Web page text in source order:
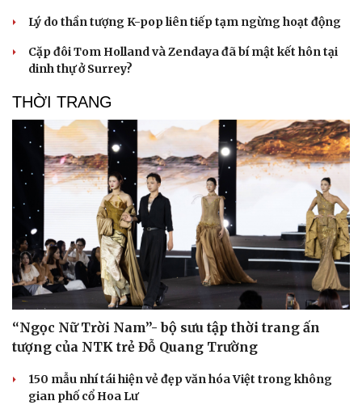
Lý do thần tượng K-pop liên tiếp tạm ngừng hoạt động
Cặp đôi Tom Holland và Zendaya đã bí mật kết hôn tại
dinh thự ở Surrey?
THỜI TRANG
“Ngọc Nữ Trời Nam”- bộ sưu tập thời trang ấn
tượng của NTK trẻ Đỗ Quang Trường
150 mẫu nhí tái hiện vẻ đẹp văn hóa Việt trong không
gian phố cổ Hoa Lư